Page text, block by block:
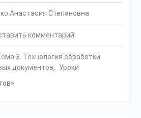
Анастасия Степановна
комментарий
3. Технология обработки
документов, Уроки